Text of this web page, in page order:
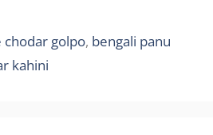
chodar golpo, bengali panu
kahini